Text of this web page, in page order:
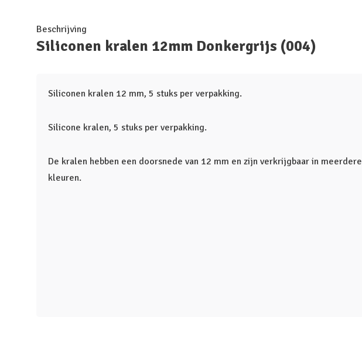
Beschrijving
Siliconen kralen 12mm Donkergrijs (004)
Siliconen kralen 12 mm, 5 stuks per verpakking.
Silicone kralen, 5 stuks per verpakking.
De kralen hebben een doorsnede van 12 mm en zijn verkrijgbaar in meerdere
kleuren.